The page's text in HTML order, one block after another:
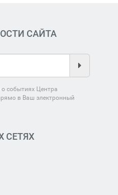
САЙТА
событиях Центра
в Ваш электронный
СЕТЯХ